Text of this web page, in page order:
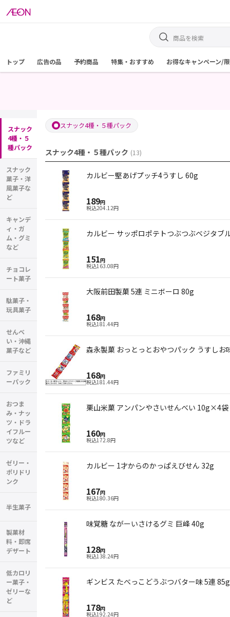
トップ 広告の品 予約商品 特集・おすすめ お得なキャンペーン/
スナック
4種・５
種パック
スナック
菓子・洋
風菓子な
ど
キャンデ
ィ・ガ
ム・グミ
など
チョコレ
ート菓子
駄菓子・
玩具菓子
せんべ
い・沖縄
菓子など
ファミリ
ーパック
おつま
み・ナッ
ツ・ドラ
イフルー
ツなど
ゼリー・
ポリドリ
ンク
半生菓子
製菓材
料・即席
デザート
低カロリ
ー菓子・
ゼリーな
ど
スナック4種・５種パック
スナック4種・５種パック (13)
カルビー堅あげプッチ4うすし 60g
189円
税込204.12円
カルビー サッポロポテトつぶつぶベジタブ
151円
税込163.08円
大阪前田製菓 5連 ミニボーロ 80g
168円
税込181.44円
森永製菓 おっとっとおやつパック うすし
168円
税込181.44円
栗山米菓 アンパンやさいせんべい 10g×4袋
160円
税込172.8円
カルビー 1才からのかっぱえびせん 32g
167円
税込180.36円
味覚糖 ながーいさけるグミ 巨峰 40g
128円
税込138.24円
ギンビス たべっこどうぶつバター味 5連 85g
178円
税込192.24円